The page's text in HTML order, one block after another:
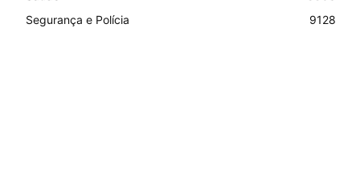
Segurança e Polícia
9128